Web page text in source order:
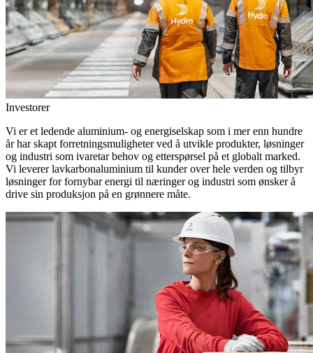
Investorer
Vi er et ledende aluminium- og energiselskap som i mer enn hundre
år har skapt forretningsmuligheter ved å utvikle produkter, løsninger
og industri som ivaretar behov og etterspørsel på et globalt marked.
Vi leverer lavkarbonaluminium til kunder over hele verden og tilbyr
løsninger for fornybar energi til næringer og industri som ønsker å
drive sin produksjon på en grønnere måte.